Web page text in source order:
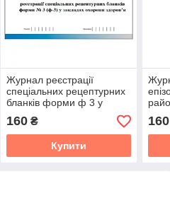
Журнал реєстрації
спеціальних рецептурних
бланків форми ф 3 у
закладах охорони
здоров'я
160₴
Купити
160